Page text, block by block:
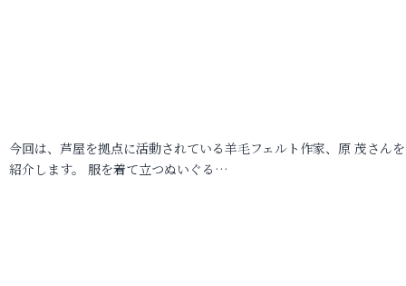
今回は、芦屋を拠点に活動されている羊毛フェルト作家、原 茂さん
紹介します。 服を着て立つぬいぐる…